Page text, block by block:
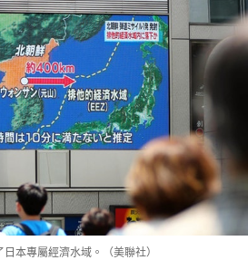
本專屬經濟水域。（美聯社）